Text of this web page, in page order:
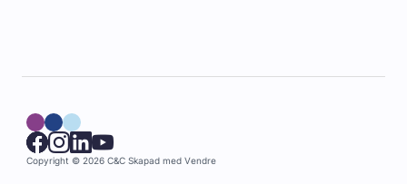
Copyright © 2026 C&C Skapad med Vendre